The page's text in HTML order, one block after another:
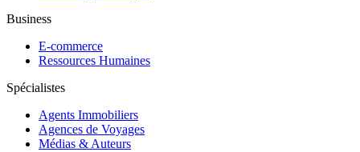
Business
E-commerce
Ressources Humaines
Spécialistes
Agents Immobiliers
Agences de Voyages
Médias & Auteurs